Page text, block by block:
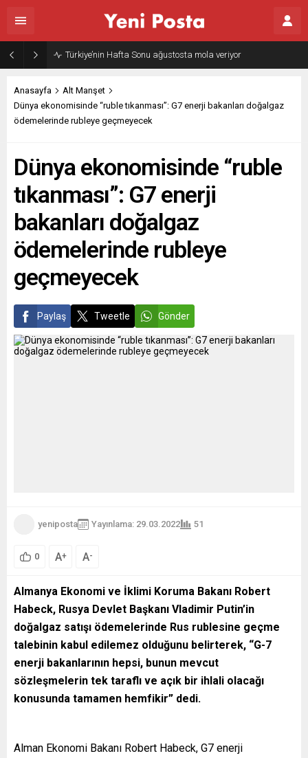
Gazze’nin geleceği: Teknokratik kontrol mü, kolonializm mi?
Anasayfa
Alt Manşet
Dünya ekonomisinde “ruble tıkanması”: G7 enerji bakanları doğalgaz
ödemelerinde rubleye geçmeyecek
Dünya ekonomisinde “ruble
tıkanması”: G7 enerji
bakanları doğalgaz
ödemelerinde rubleye
geçmeyecek
Paylaş Tweetle Gönder
yeniposta Yayınlama: 29.03.2022 51
0 A+ A-
Almanya Ekonomi ve İklimi Koruma Bakanı Robert
Habeck, Rusya Devlet Başkanı Vladimir Putin’in
doğalgaz satışı ödemelerinde Rus rublesine geçme
talebinin kabul edilemez olduğunu belirterek, “G-7
enerji bakanlarının hepsi, bunun mevcut
sözleşmelerin tek taraflı ve açık bir ihlali olacağı
konusunda tamamen hemfikir” dedi.
Alman Ekonomi Bakanı Robert Habeck, G7 enerji